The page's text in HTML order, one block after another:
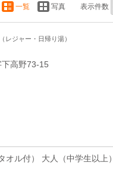
一覧 写真 表示件数
レジャー・日帰り湯）
高野73-15
オル付） 大人（中学生以上）